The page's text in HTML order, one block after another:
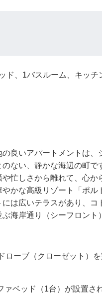
ド、1バスルーム、キッチ
良いアパートメントは
ない、静かな海辺の町で
忙しさから離れて、心か
かな高級リゾート「ポ
は広いテラスがあり、
海岸通り（シーフロント
ーブ（クローゼット）
ベッド（1台）が設置